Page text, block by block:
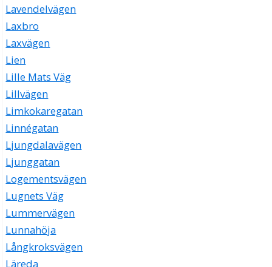
Lavendelvägen
Laxbro
Laxvägen
Lien
Lille Mats Väg
Lillvägen
Limkokaregatan
Linnégatan
Ljungdalavägen
Ljunggatan
Logementsvägen
Lugnets Väg
Lummervägen
Lunnahöja
Långkroksvägen
Läreda